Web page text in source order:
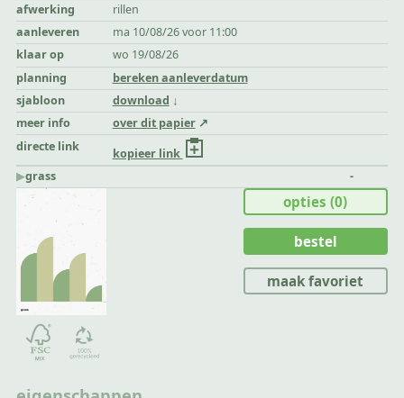
afwerking
rillen
aanleveren
ma 10/08/26 voor 11:00
klaar op
wo 19/08/26
planning
bereken aanleverdatum
sjabloon
download
meer info
over dit papier
directe link
kopieer link
▶︎grass -
opties(0)
bestel
maak favoriet